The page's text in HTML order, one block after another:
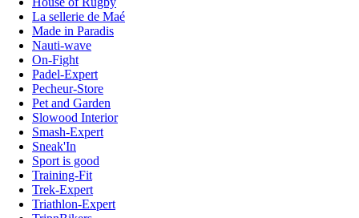
La sellerie de Maé
Made in Paradis
Nauti-wave
On-Fight
Padel-Expert
Pecheur-Store
Pet and Garden
Slowood Interior
Smash-Expert
Sneak'In
Sport is good
Training-Fit
Trek-Expert
Triathlon-Expert